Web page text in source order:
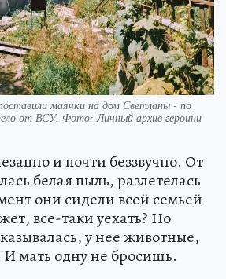
маячки на дом Светланы - по
от ВСУ. Фото: Личный архив героини
и почти беззвучно. От
белая пыль, разлетелась
они сидели всей семьей
все-таки уехать? Но
у нее животные,
И мать одну не бросишь.